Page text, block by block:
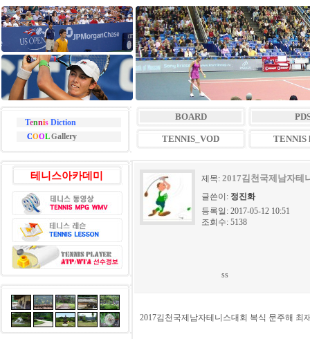
TennisDiction
COOLGallery
BOARD
TENNIS_VOD TENNIS
테니스아카데미 제목: 2017김천국제남자테
글쓴이: 정진화
등록일: 2017-05-12 10:51
조회수: 5138
ss
2017김천국제남자테니스대회 복식 문주해 최